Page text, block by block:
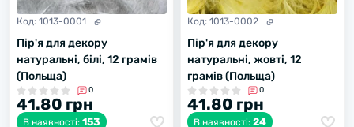
Код: 1013-0001
Пір'я для декору
натуральні, білі, 12 грамів
(Польща)
0
41.80 грн
В наявності: 153
Код: 1013-0002
Пір'я для декору
натуральні, жовті, 12
грамів (Польща)
0
41.80 грн
В наявності: 24